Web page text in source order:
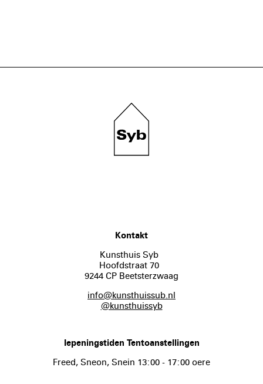
Kontakt
Kunsthuis Syb
Hoofdstraat 70
9244 CP Beetsterzwaag
info@kunsthuissub.nl
@kunsthuissyb
Iepeningstiden Tentoanstellingen
Freed, Sneon, Snein 13:00 - 17:00 oere